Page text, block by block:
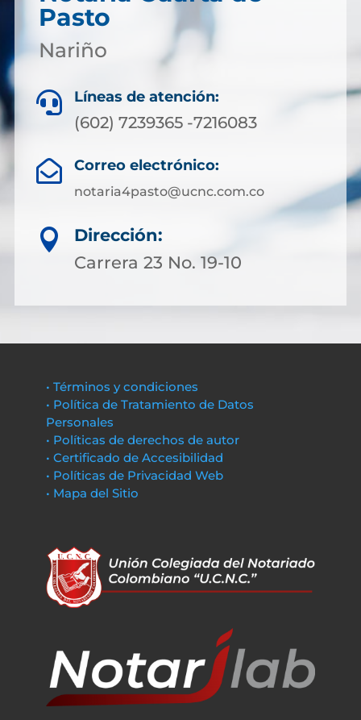
Pasto
Nariño
 Líneas de atención:
(602) 7239365 -7216083
 Correo electrónico:
notaria4pasto@ucnc.com.co

Dirección:
Carrera 23 No. 19-10
• Términos y condiciones
• Política de Tratamiento de Datos
Personales
• Políticas de derechos de autor
• Certificado de Accesibilidad
• Políticas de Privacidad Web
• Mapa del Sitio